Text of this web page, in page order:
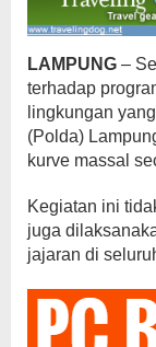
LAMPUNG –
terhadap
lingkungan
(Polda)
kurve massal
Kegiatan ini
juga
jajaran di